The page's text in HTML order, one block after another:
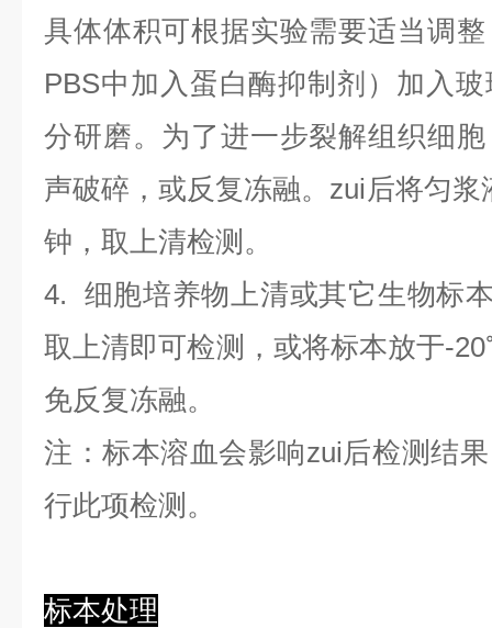
具体体积可根据实验需要适当调
PBS中加入蛋白酶抑制剂）加入
分研磨。为了进一步裂解组织细
声破碎，或反复冻融。zui后将匀浆
钟，取上清检测。
4. 细胞培养物上清或其它生物标
取上清即可检测，或将标本放于-
免反复冻融。
注：标本溶血会影响zui后检测结
行此项检测。
标本处理